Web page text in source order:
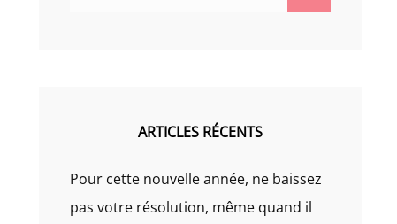
ARTICLES RÉCENTS
Pour cette nouvelle année, ne baissez
pas votre résolution, même quand il